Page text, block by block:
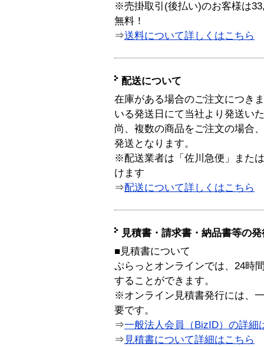
※売掛取引(後払い)のお客様は
無料！
⇒送料について詳しくはこちら
配送について
在庫がある場合のご注文につき
いる発送日にて当社より発送い
尚、複数の商品をご注文の場合
発送となります。
※配送業者は「佐川急便」また
けます
⇒配送について詳しくはこちら
見積書・請求書・納品書等の
■見積書について
ぷらっとオンラインでは、24時
することができます。
※オンライン見積書発行には、
要です。
⇒一般法人会員（BizID）の詳細
⇒ 見積書について詳細はこちら